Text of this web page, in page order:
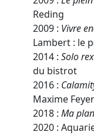
Reding
2009 : Vivre
Lambert : le
2014 : Solo rex
du bistrot
2016 :
Maxime
2018 : Ma
2020 :